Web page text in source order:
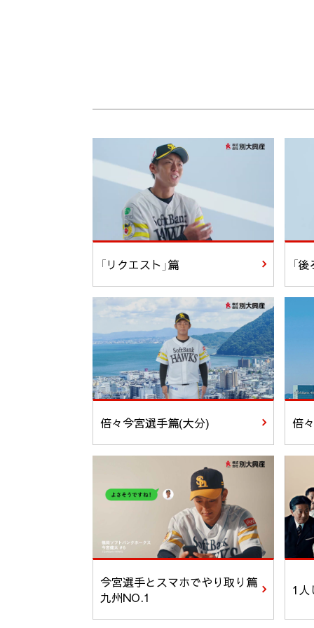
「リクエスト」篇 「
倍々今宮選手篇(大分) 倍
今宮選手とスマホでやり取り篇
九州NO.1
1人